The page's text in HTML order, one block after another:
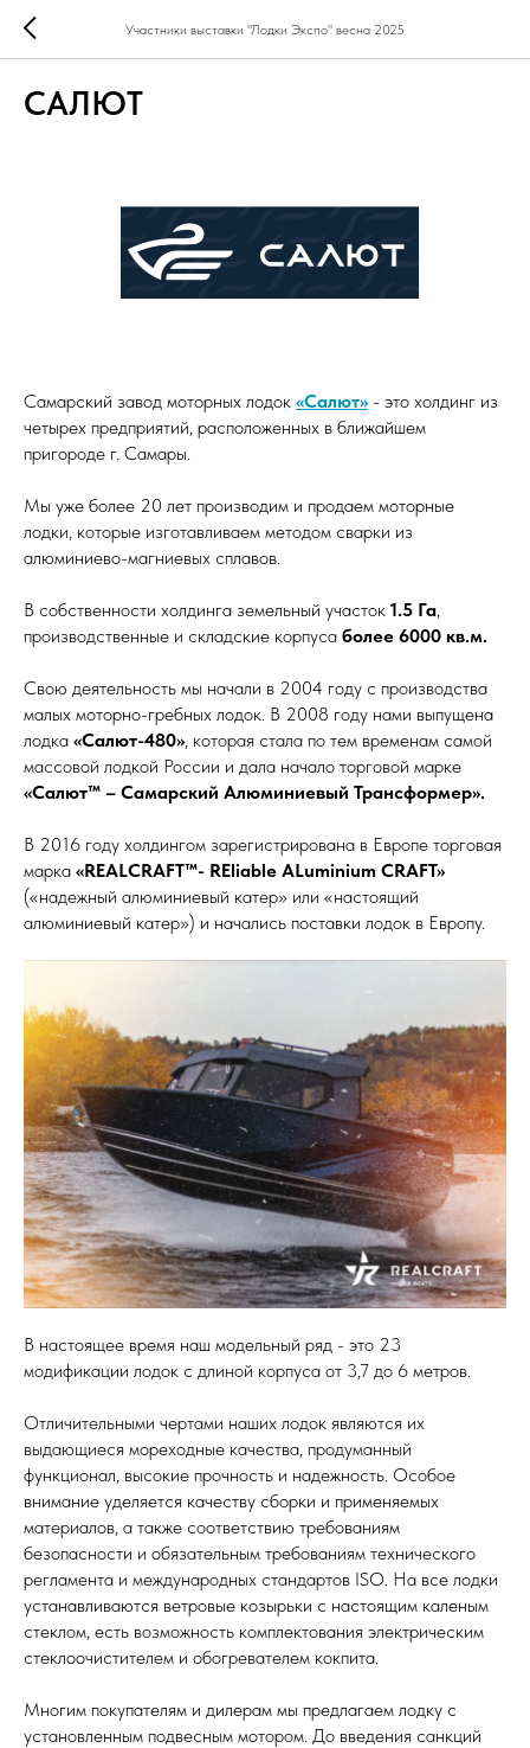
Участники выставки "Лодки Экспо" весна 2025
САЛЮТ
Самарский завод моторных лодок «Салют» - это холдинг из
четырех предприятий, расположенных в ближайшем
пригороде г. Самары.
Мы уже более 20 лет производим и продаем моторные
лодки, которые изготавливаем методом сварки из
алюминиево-магниевых сплавов.
В собственности холдинга земельный участок 1.5 Га,
производственные и складские корпуса более 6000 кв.м.
Свою деятельность мы начали в 2004 году с производства
малых моторно-гребных лодок. В 2008 году нами выпущена
лодка «Салют-480», которая стала по тем временам самой
массовой лодкой России и дала начало торговой марке
«Салют™ – Самарский Алюминиевый Трансформер».
В 2016 году холдингом зарегистрирована в Европе торговая
марка «REALCRAFT™- REliable ALuminium CRAFT»
(«надежный алюминиевый катер» или «настоящий
алюминиевый катер») и начались поставки лодок в Европу.
В настоящее время наш модельный ряд - это 23
модификации лодок с длиной корпуса от 3,7 до 6 метров.
Отличительными чертами наших лодок являются их
выдающиеся мореходные качества, продуманный
функционал, высокие прочность и надежность. Особое
внимание уделяется качеству сборки и применяемых
материалов, а также соответствию требованиям
безопасности и обязательным требованиям технического
регламента и международных стандартов ISO. На все лодки
устанавливаются ветровые козырьки с настоящим каленым
стеклом, есть возможность комплектования электрическим
стеклоочистителем и обогревателем кокпита.
Многим покупателям и дилерам мы предлагаем лодку с
установленным подвесным мотором. До введения санкций